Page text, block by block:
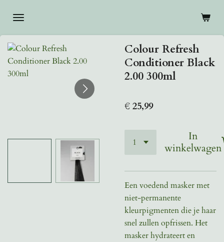
direct
naar
de
hoofdinhoud
Colour Refresh
Conditioner Black
2.00 300ml
€ 25,99
In
winkelwagen
Een voedend masker met
niet-permanente
kleurpigmenten die je haar
snel zullen opfrissen. Het
masker hydrateert en